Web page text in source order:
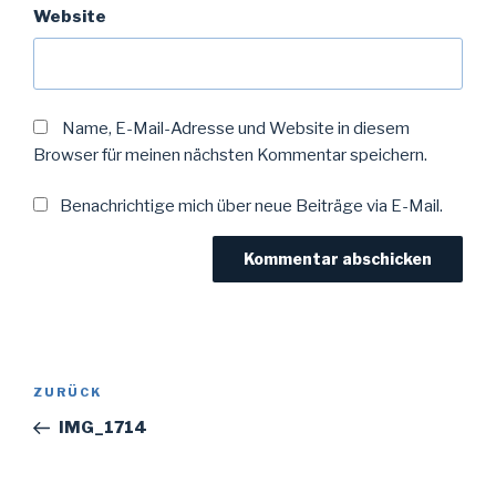
Website
Name, E-Mail-Adresse und Website in diesem
Browser für meinen nächsten Kommentar speichern.
Benachrichtige mich über neue Beiträge via E-Mail.
Beitragsnavigation
Vorheriger
Beitrag
ZURÜCK
IMG_1714